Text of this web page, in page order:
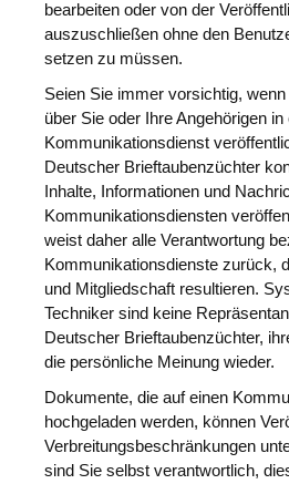
bearbeiten oder von der
auszuschließen ohne den
setzen zu müssen.
Seien Sie immer vorsichtig,
über Sie oder Ihre Angehörigen in
Kommunikationsdienst
Deutscher Brieftaubenzüchter
Inhalte, Informationen und
Kommunikationsdiensten
weist daher alle Verantwortung
Kommunikationsdienste zurück,
und Mitgliedschaft resultieren.
Techniker sind keine
Deutscher Brieftaubenzüchter,
die persönliche Meinung wieder.
Dokumente, die auf einen
hochgeladen werden, können
Verbreitungsbeschränkungen
sind Sie selbst verantwortlich,